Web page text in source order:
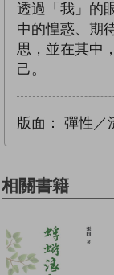
透過「我」的
中的惶惑、期
思，並在其中
己。
版面： 彈性／
相關書籍